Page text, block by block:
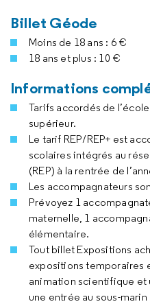
Billet Géode
Moins de 18 ans : 6 €
18 ans et plus : 10 €
Informations
Tarifs accordés de
supérieur.
Le tarif REP/REP+ est
scolaires intégrés au
(REP) à la rentrée de
Les accompagnateurs
Prévoyez 1
maternelle, 1
élémentaire.
Tout billet Expositions
expositions temporaires
animation scientifique et
une entrée au sous-marin